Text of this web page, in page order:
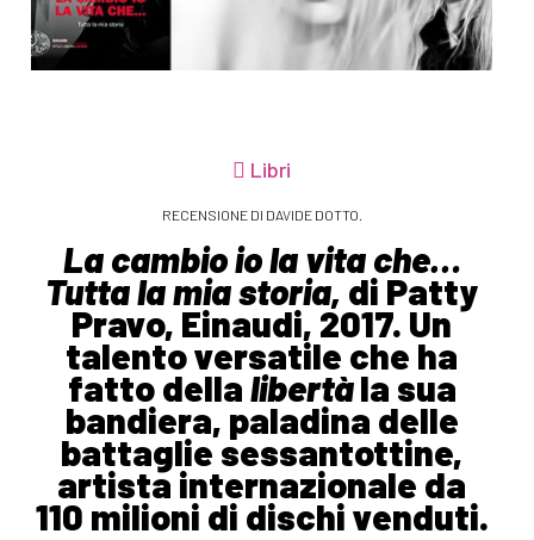
Libri
RECENSIONE DI DAVIDE DOTTO.
La cambio io la vita che…
Tutta la mia storia, di Patty
Pravo, Einaudi, 2017. Un
talento versatile che ha
fatto dellalibertàla sua
bandiera, paladina delle
battaglie sessantottine,
artista internazionale da
110 milioni di dischi venduti.